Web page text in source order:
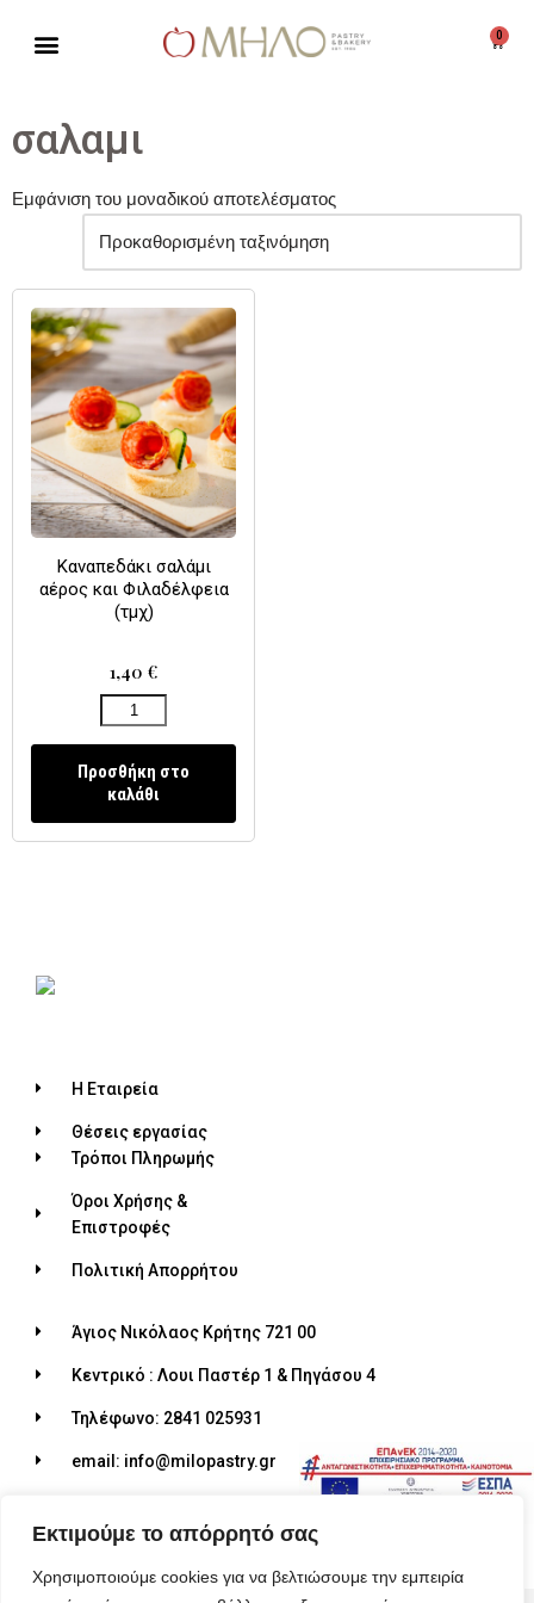
Εκτιμούμε το απόρρητό σας
Χρησιμοποιούμε cookies για να βελτιώσουμε την εμπειρία
περιεχόμενο
0
σαλαμι
Εμφάνιση του μοναδικού αποτελέσματος
Καναπεδάκι σαλάμι
αέρος και Φιλαδέλφεια
(τμχ)
1,40 €
Προσθήκη στο
καλάθι
Η Εταιρεία
Θέσεις εργασίας
Τρόποι Πληρωμής
Όροι Χρήσης &
Επιστροφές
Πολιτική Απορρήτου
Άγιος Νικόλαος Κρήτης 721 00
Κεντρικό : Λουι Παστέρ 1 & Πηγάσου 4
Τηλέφωνο: 2841 025931
email: info@milopastry.gr